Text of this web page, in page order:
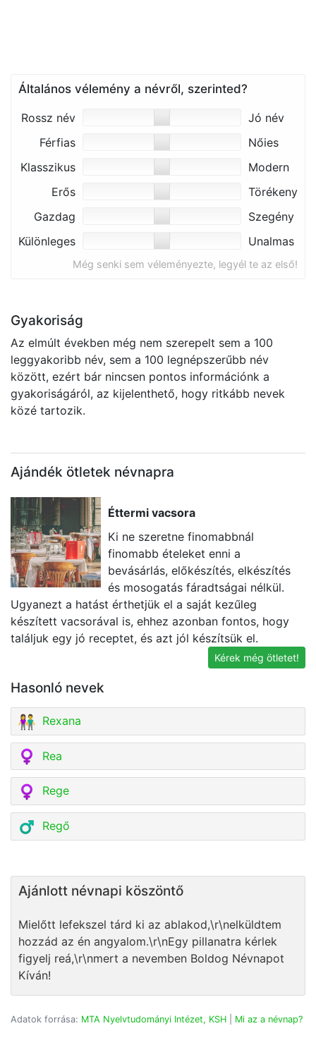
Általános vélemény a névről, szerinted?
Rossz név
Jó név
Férfias
Nőies
Klasszikus
Modern
Erős
Törékeny
Gazdag
Szegény
Különleges
Unalmas
Még senki sem véleményezte, legyél te az első!
Gyakoriság
Az elmúlt években még nem szerepelt sem a 100
leggyakoribb név, sem a 100 legnépszerűbb név
között, ezért bár nincsen pontos információnk a
gyakoriságáról, az kijelenthető, hogy ritkább nevek
közé tartozik.
Ajándék ötletek névnapra
Éttermi vacsora
Ki ne szeretne finomabbnál
finomabb ételeket enni a
bevásárlás, előkészítés, elkészítés
és mosogatás fáradtságai nélkül.
Ugyanezt a hatást érthetjük el a saját kezűleg
készített vacsorával is, ehhez azonban fontos, hogy
találjuk egy jó receptet, és azt jól készítsük el.
Kérek még ötletet!
Hasonló nevek
Rexana
Rea
Rege
Regő
Ajánlott névnapi köszöntő
Mielőtt lefekszel tárd ki az ablakod,\r\nelküldtem
hozzád az én angyalom.\r\nEgy pillanatra kérlek
figyelj reá,\r\nmert a nevemben Boldog Névnapot
Kíván!
Adatok forrása: MTA Nyelvtudományi Intézet, KSH Mi az a névnap?